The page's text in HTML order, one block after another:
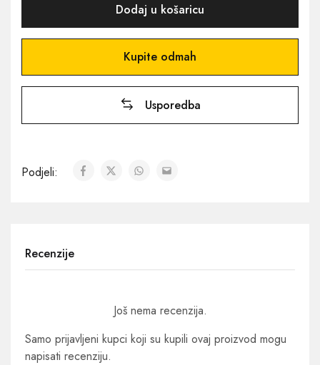
Dodaj u košaricu
Kupite odmah
Usporedba
Podjeli:
Recenzije
Još nema recenzija.
Samo prijavljeni kupci koji su kupili ovaj proizvod mogu
napisati recenziju.